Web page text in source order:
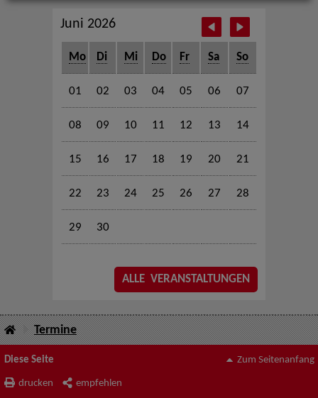
Juni 2026
Mo Di Mi Do Fr Sa So
01 02 03 04 05 06 07
08 09 10 11 12 13 14
15 16 17 18 19 20 21
22 23 24 25 26 27 28
29 30
ALLE VERANSTALTUNGEN
Termine
Diese Seite
drucken empfehlen
Zum Seitenanfang